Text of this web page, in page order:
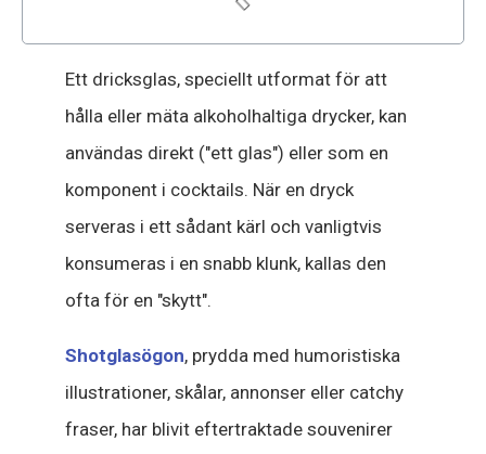
Ett dricksglas, speciellt utformat för att
hålla eller mäta alkoholhaltiga drycker, kan
användas direkt ("ett glas") eller som en
komponent i cocktails. När en dryck
serveras i ett sådant kärl och vanligtvis
konsumeras i en snabb klunk, kallas den
ofta för en "skytt".
Shotglasögon, prydda med humoristiska
illustrationer, skålar, annonser eller catchy
fraser, har blivit eftertraktade souvenirer